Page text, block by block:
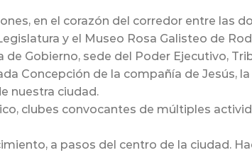
en el corazón del corredor entre las
y el Museo Rosa Galisteo de
Gobierno, sede del Poder Ejecutivo,
Concepción de la compañía de Jesús,
nuestra ciudad.
clubes convocantes de múltiples
a pasos del centro de la ciudad.